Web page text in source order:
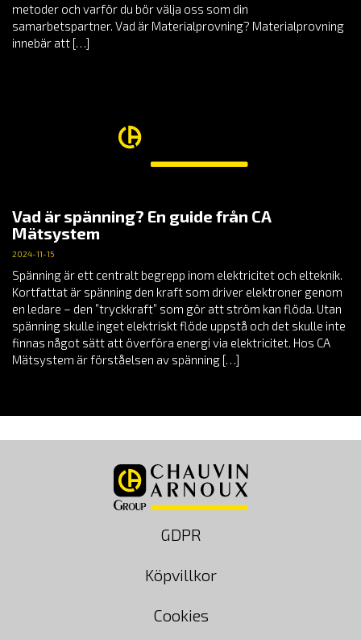
metoder och varför du bör välja oss som din
samarbetspartner. Vad är Materialprovning? Materialprovning
innebär att […]
Vad är spänning? En guide från CA
Mätsystem
2024-11-15
Spänning är ett centralt begrepp inom elektricitet och elteknik.
Kortfattat är spänning den kraft som driver elektroner genom
en ledare – den ”tryckkraft” som gör att ström kan flöda. Utan
spänning skulle inget elektriskt flöde uppstå och det skulle inte
finnas något sätt att överföra energi via elektricitet. Hos CA
Mätsystem är förståelsen av spänning […]
GDPR
Köpvillkor
Cookies